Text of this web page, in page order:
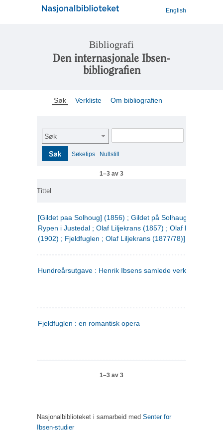
English
Bibliografi
Den internasjonale Ibsen-
bibliografien
Søk Verkliste Om bibliografien
Søk
Søk Søketips Nullstill
1–3 av 3
Tittel
[Gildet paa Solhoug] (1856) ; Gildet på Solhaug (1883) ;
Rypen i Justedal ; Olaf Liljekrans (1857) ; Olaf Liljekrans
(1902) ; Fjeldfuglen ; Olaf Liljekrans (1877/78)]
Hundreårsutgave : Henrik Ibsens samlede verker. 3
Fjeldfuglen : en romantisk opera
1–3 av 3
Nasjonalbiblioteket i samarbeid med Senter for
Ibsen-studier